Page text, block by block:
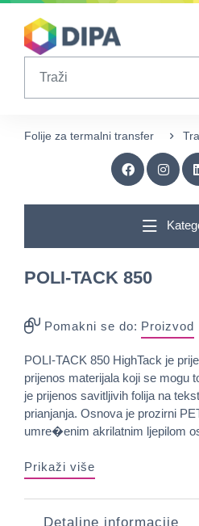
Table Of Content
Folije za termalni transfer
POLI-TACK 850
Pomakni se do: Proizvod
POLI-TACK 850 HighTack je
prijenos materijala koji se mogu
je prijenos savitljivih folija na
prianjanja. Osnova je prozirni
umre�enim akrilatnim ljepilom
Prikaži više
Detaljne informacije